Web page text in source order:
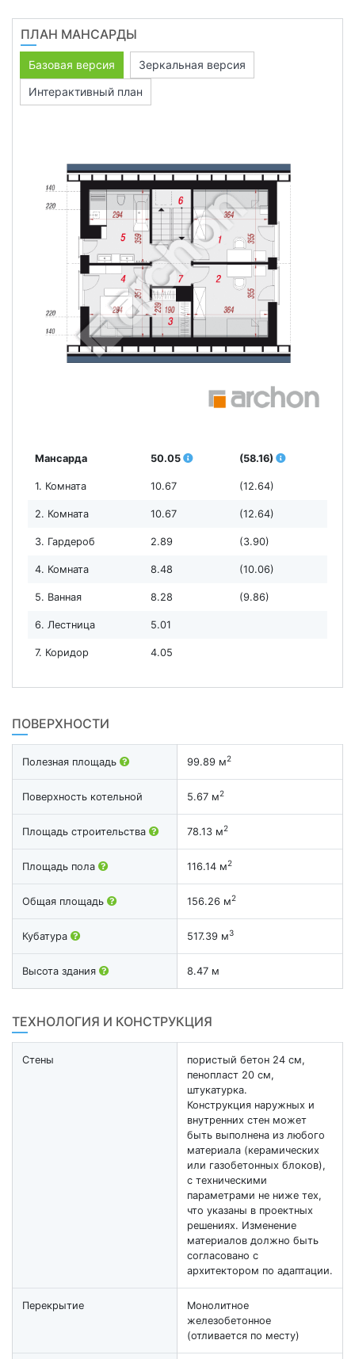
ПЛАН МАНСАРДЫ
Базовая версия
Зеркальная версия
Интерактивный план
Мансарда 50.05 (58.16)
1. Комната 10.67 (12.64)
2. Комната 10.67 (12.64)
3. Гардероб 2.89 (3.90)
4. Комната 8.48 (10.06)
5. Ванная 8.28 (9.86)
6. Лестница 5.01
7. Коридор 4.05
ПОВЕРХНОСТИ
Полезная площадь 99.89 м2
Поверхность котельной 5.67 м2
Площадь строительства 78.13 м2
Площадь пола 116.14 м2
Общая площадь 156.26 м2
Кубатура 517.39 м3
Высота здания 8.47 м
ТЕХНОЛОГИЯ И КОНСТРУКЦИЯ
Стены
пористый бетон 24 см,
пенопласт 20 см,
штукатурка.
Конструкция наружных и
внутренних стен может
быть выполнена из любого
материала (керамических
или газобетонных блоков),
с техническими
параметрами не ниже тех,
что указаны в проектных
решениях. Изменение
материалов должно быть
согласовано с
архитектором по адаптации.
Перекрытие
Монолитное
железобетонное
(отливается по месту)